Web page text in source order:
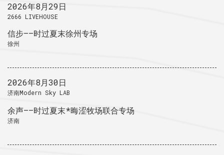
2026年8月29日
2666 LIVEHOUSE
信步——时过夏末徐州专场
徐州
2026年8月30日
济南Modern Sky LAB
余声——时过夏末*晦涩牧场联合专场
济南